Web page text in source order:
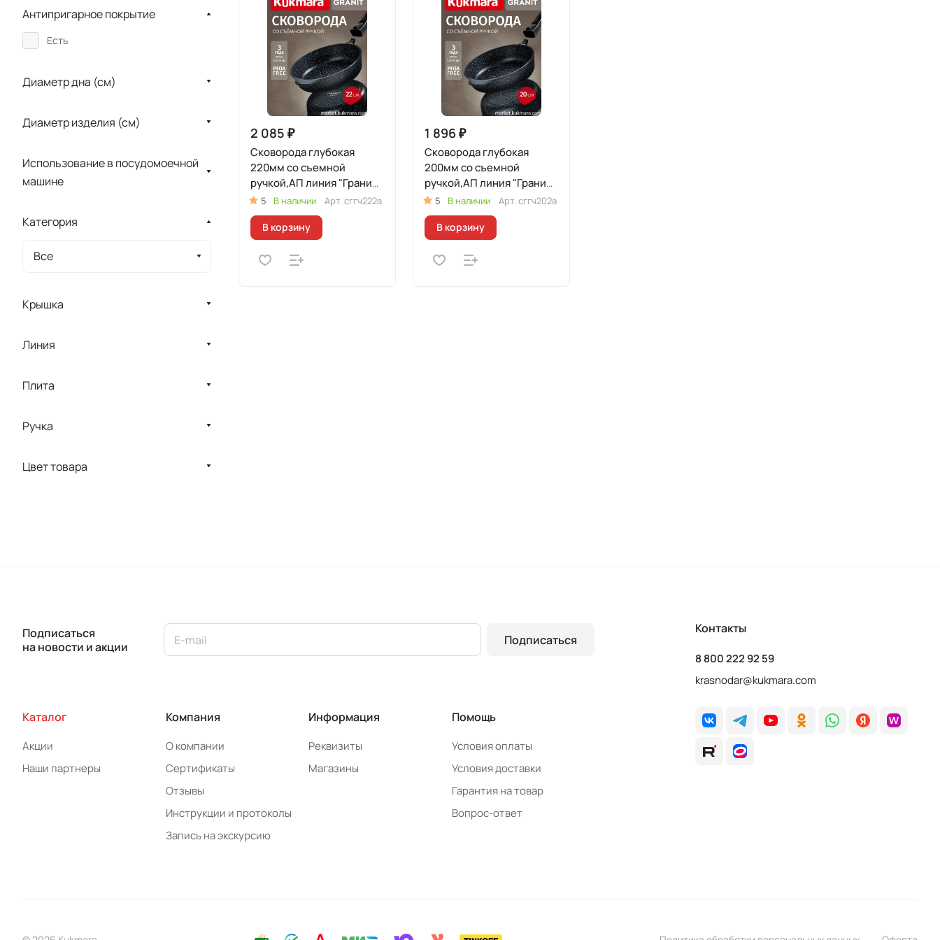
2 085 ₽
Сковорода глубокая
220мм со съемной
ручкой,АП линия "Гранит"
(черный)
5 В наличии Арт. сггч222а
В корзину
1 896 ₽
Сковорода глубокая
200мм со съемной
ручкой,АП линия "Гранит"
(черный)
5 В наличии Арт. сггч202а
В корзину
Антипригарное покрытие
Есть
Диаметр дна (см)
Диаметр изделия (см)
Использование в посудомоечной
машине
Категория
Все
Крышка
Линия
Плита
Ручка
Цвет товара
Подписаться
на новости и акции
Подписаться
Каталог
Акции
Наши партнеры
Компания
О компании
Сертификаты
Отзывы
Инструкции и протоколы
Запись на экскурсию
Информация
Реквизиты
Магазины
Помощь
Условия оплаты
Условия доставки
Гарантия на товар
Вопрос-ответ
Контакты
8 800 222 92 59
krasnodar@kukmara.com